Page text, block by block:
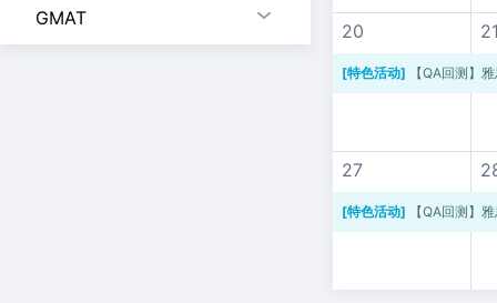
GMAT
20
[特色活动] 【QA回测】
27
[特色活动] 【QA回测】